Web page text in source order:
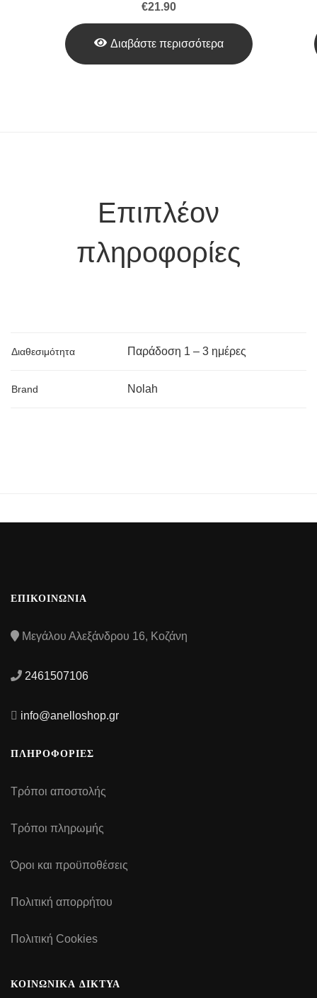
€21.90
Διαβάστε περισσότερα
Επιπλέον
πληροφορίες
Διαθεσιμότητα Παράδoση 1 – 3 ημέρες
Brand Nolah
ΕΠΙΚΟΙΝΩΝΙΑ
Μεγάλου Αλεξάνδρου 16, Κοζάνη
2461507106
info@anelloshop.gr
ΠΛΗΡΟΦΟΡΙΕΣ
Τρόποι αποστολής
Τρόποι πληρωμής
Όροι και προϋποθέσεις
Πολιτική απορρήτου
Πολιτική Cookies
ΚΟΙΝΩΝΙΚΑ ΔΙΚΤΥΑ